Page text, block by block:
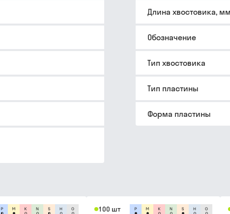
Длина хвостовика, мм
Обозначение
Тип хвостовика
Тип пластины
Форма пластины
100 шт